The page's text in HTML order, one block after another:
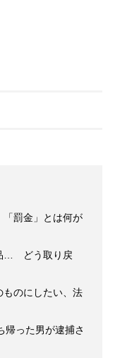
「罰金」とは何が
… どう取り戻
のにしたい、法
帰った男が逮捕さ